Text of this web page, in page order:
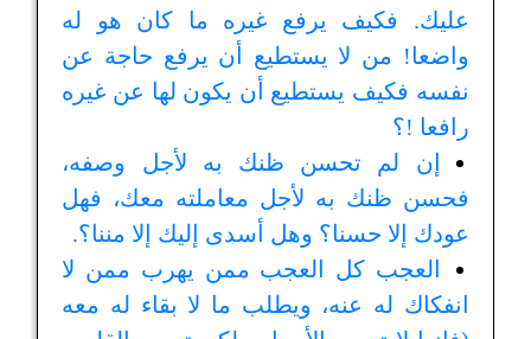
عليك. فكيف يرفع غيره ما كان هو له
واضعا! من لا يستطيع أن يرفع حاجة عن
نفسه فكيف يستطيع أن يكون لها عن غيره
رافعا !؟
إن لم تحسن ظنك به لأجل وصفه،
فحسن ظنك به لأجل معاملته معك، فهل
عودك إلا حسنا؟ وهل أسدى إليك إلا مننا؟.
العجب كل العجب ممن يهرب ممن لا
انفكاك له عنه، ويطلب ما لا بقاء له معه